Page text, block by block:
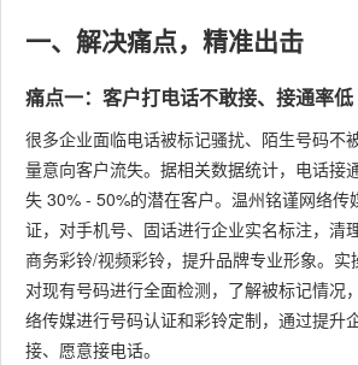
一、解决痛点，精准出击
痛点一：客户打电话不敢接、接通率低
很多企业面临电话被标记骚扰、陌生号码不
量意向客户流失。据相关数据统计，电话接
失 30% - 50%的潜在客户。温州铭谨网络传
证，对手机号、固话进行企业实名标注，清
商务彩铃/视频彩铃，提升品牌专业形象。
对现有号码进行全面检测，了解被标记情况
络传媒进行号码认证和彩铃定制，通过提升
接、愿意接电话。